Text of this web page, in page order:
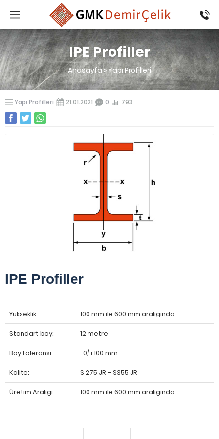
383 47
IPE Profiller
Anasayfa»Yapı Profilleri
Yapı Profilleri 21.01.2021 0 793
IPE Profiller
Yükseklik: 100 mm ile 600 mm aralığında
Standart boy: 12 metre
Boy toleransı: -0/+100 mm
Kalite: S 275 JR – S355 JR
Üretim Aralığı: 100 mm ile 600 mm aralığında